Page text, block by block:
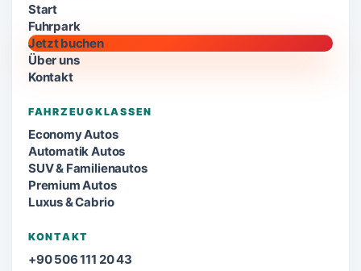
Start
Fuhrpark
Jetzt buchen
Über uns
Kontakt
FAHRZEUGKLASSEN
Economy Autos
Automatik Autos
SUV & Familienautos
Premium Autos
Luxus & Cabrio
KONTAKT
+90 506 111 20 43